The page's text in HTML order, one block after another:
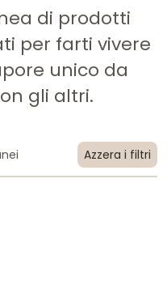
di prodotti
per farti vivere
unico da
gli altri.
Azzera i filtri